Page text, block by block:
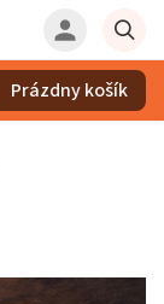
Prázdny košík